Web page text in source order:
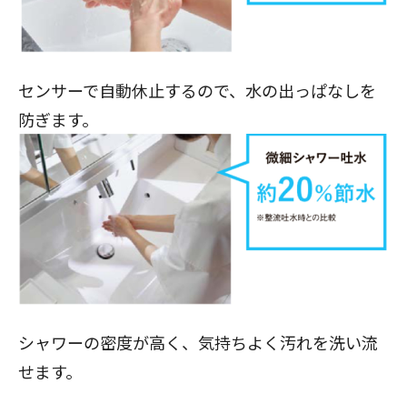
センサーで自動休止するので、水の出っぱなしを
防ぎます。
シャワーの密度が高く、気持ちよく汚れを洗い流
せます。